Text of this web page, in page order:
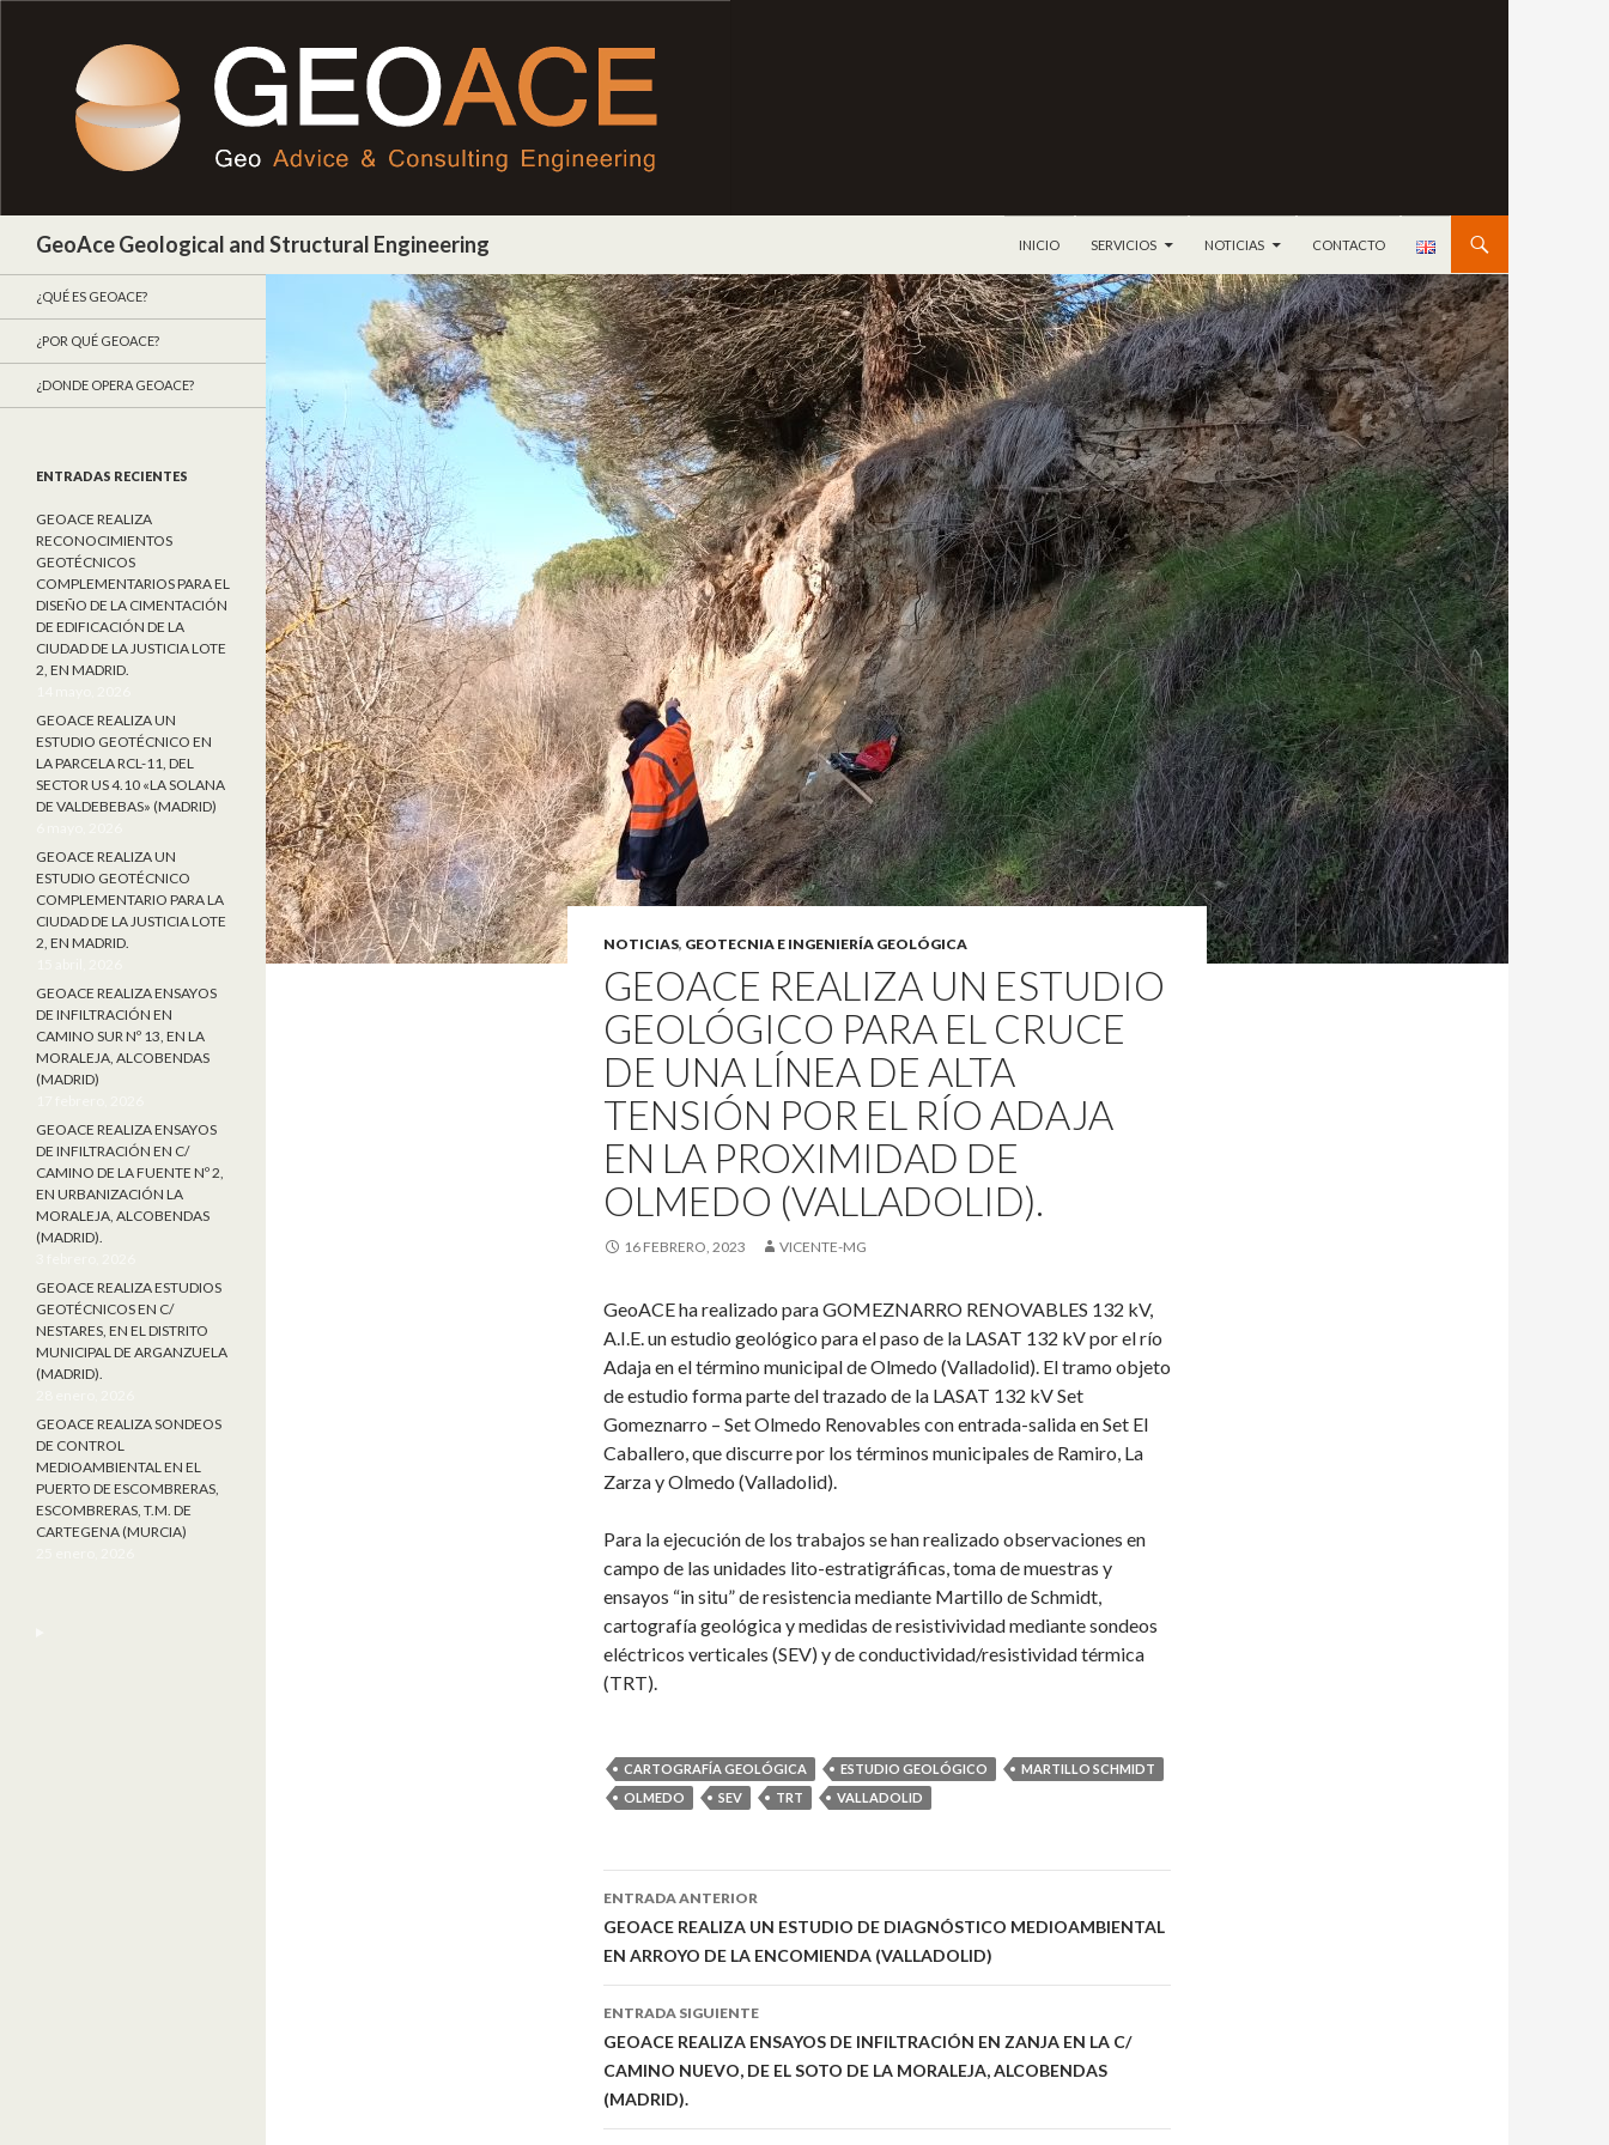
GeoAce Geological and Structural Engineering
INICIO
SERVICIOS NOTICIAS CONTACTO
NOTICIAS, GEOTECNIA E INGENIERÍA GEOLÓGICA
GEOACE REALIZA UN ESTUDIO
GEOLÓGICO PARA EL CRUCE
DE UNA LÍNEA DE ALTA
TENSIÓN POR EL RÍO ADAJA
EN LA PROXIMIDAD DE
OLMEDO (VALLADOLID).
16 FEBRERO, 2023 VICENTE-MG
GeoACE ha realizado para GOMEZNARRO RENOVABLES 132 kV,
A.I.E. un estudio geológico para el paso de la LASAT 132 kV por el río
Adaja en el término municipal de Olmedo (Valladolid). El tramo objeto
de estudio forma parte del trazado de la LASAT 132 kV Set
Gomeznarro – Set Olmedo Renovables con entrada-salida en Set El
Caballero, que discurre por los términos municipales de Ramiro, La
Zarza y Olmedo (Valladolid).
Para la ejecución de los trabajos se han realizado observaciones en
campo de las unidades lito-estratigráficas, toma de muestras y
ensayos “in situ” de resistencia mediante Martillo de Schmidt,
cartografía geológica y medidas de resistivividad mediante sondeos
eléctricos verticales (SEV) y de conductividad/resistividad térmica
(TRT).
CARTOGRAFÍA GEOLÓGICA ESTUDIO GEOLÓGICO
MARTILLO SCHMIDT
OLMEDO
SEV TRT VALLADOLID
Ir
a
la
entrada
ENTRADA ANTERIOR
GEOACE REALIZA UN ESTUDIO DE DIAGNÓSTICO MEDIOAMBIENTAL
EN ARROYO DE LA ENCOMIENDA (VALLADOLID)
ENTRADA SIGUIENTE
GEOACE REALIZA ENSAYOS DE INFILTRACIÓN EN ZANJA EN LA C/
CAMINO NUEVO, DE EL SOTO DE LA MORALEJA, ALCOBENDAS
(MADRID).
¿QUÉ ES GEOACE?
¿POR QUÉ GEOACE?
¿DONDE OPERA GEOACE?
ENTRADAS RECIENTES
GEOACE REALIZA
RECONOCIMIENTOS
GEOTÉCNICOS
COMPLEMENTARIOS PARA EL
DISEÑO DE LA CIMENTACIÓN
DE EDIFICACIÓN DE LA
CIUDAD DE LA JUSTICIA LOTE
2, EN MADRID.
GEOACE REALIZA UN
ESTUDIO GEOTÉCNICO EN
LA PARCELA RCL-11, DEL
SECTOR US 4.10 «LA SOLANA
DE VALDEBEBAS» (MADRID)
GEOACE REALIZA UN
ESTUDIO GEOTÉCNICO
COMPLEMENTARIO PARA LA
CIUDAD DE LA JUSTICIA LOTE
2, EN MADRID.
GEOACE REALIZA ENSAYOS
DE INFILTRACIÓN EN
CAMINO SUR Nº 13, EN LA
MORALEJA, ALCOBENDAS
(MADRID)
GEOACE REALIZA ENSAYOS
DE INFILTRACIÓN EN C/
CAMINO DE LA FUENTE Nº 2,
EN URBANIZACIÓN LA
MORALEJA, ALCOBENDAS
(MADRID).
GEOACE REALIZA ESTUDIOS
GEOTÉCNICOS EN C/
NESTARES, EN EL DISTRITO
MUNICIPAL DE ARGANZUELA
(MADRID).
GEOACE REALIZA SONDEOS
DE CONTROL
MEDIOAMBIENTAL EN EL
PUERTO DE ESCOMBRERAS,
ESCOMBRERAS, T.M. DE
CARTEGENA (MURCIA)